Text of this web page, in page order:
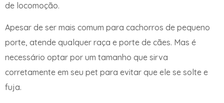
de locomoção.
Apesar de ser mais comum para cachorros de pequeno
porte, atende qualquer raça e porte de cães. Mas é
necessário optar por um tamanho que sirva
corretamente em seu pet para evitar que ele se solte e
fuja.